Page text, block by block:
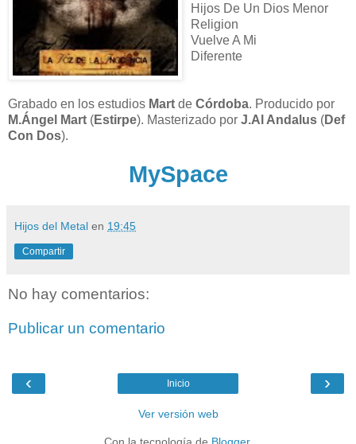
Hijos De Un Dios Menor
Religion
Vuelve A Mi
Diferente
Grabado en los estudios Mart de Córdoba. Producido por
M.Ángel Mart (Estirpe). Masterizado por J.Al Andalus (Def
Con Dos).
MySpace
Hijos del Metal en 19:45
Compartir
No hay comentarios:
Publicar un comentario
‹ ›
Inicio
Ver versión web